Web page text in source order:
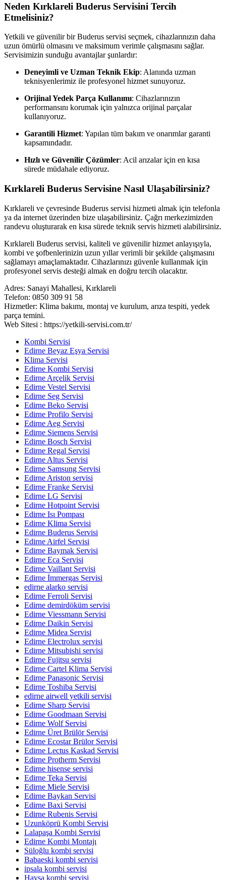
Neden Kırklareli Buderus Servisini Tercih
Etmelisiniz?
Yetkili ve güvenilir bir Buderus servisi seçmek, cihazlarınızın daha
uzun ömürlü olmasını ve maksimum verimle çalışmasını sağlar.
Servisimizin sunduğu avantajlar şunlardır:
Deneyimli ve Uzman Teknik Ekip: Alanında uzman
teknisyenlerimiz ile profesyonel hizmet sunuyoruz.
Orijinal Yedek Parça Kullanımı: Cihazlarınızın
performansını korumak için yalnızca orijinal parçalar
kullanıyoruz.
Garantili Hizmet: Yapılan tüm bakım ve onarımlar garanti
kapsamındadır.
Hızlı ve Güvenilir Çözümler: Acil arızalar için en kısa
sürede müdahale ediyoruz.
Kırklareli Buderus Servisine Nasıl Ulaşabilirsiniz?
Kırklareli ve çevresinde Buderus servisi hizmeti almak için telefonla
ya da internet üzerinden bize ulaşabilirsiniz. Çağrı merkezimizden
randevu oluşturarak en kısa sürede teknik servis hizmeti alabilirsiniz.
Kırklareli Buderus servisi, kaliteli ve güvenilir hizmet anlayışıyla,
kombi ve şofbenlerinizin uzun yıllar verimli bir şekilde çalışmasını
sağlamayı amaçlamaktadır. Cihazlarınızı güvenle kullanmak için
profesyonel servis desteği almak en doğru tercih olacaktır.
Adres: Sanayi Mahallesi, Kırklareli
Telefon: 0850 309 91 58
Hizmetler: Klima bakımı, montaj ve kurulum, arıza tespiti, yedek
parça temini.
Web Sitesi : https://yetkili-servisi.com.tr/
Kombi Servisi
Edirne Beyaz Eşya Servisi
Klima Servisi
Edirne Kombi Servisi
Edirne Arçelik Servisi
Edirne Vestel Servisi
Edirne Seg Servisi
Edirne Beko Servisi
Edirne Profilo Servisi
Edirne Aeg Servisi
Edirne Siemens Servisi
Edirne Bosch Servisi
Edirne Regal Servisi
Edirne Altus Servisi
Edirne Samsung Servisi
Edirne Ariston servisi
Edirne Franke Servisi
Edirne LG Servisi
Edirne Hotpoint Servisi
Edirne Isı Pompası
Edirne Klima Servisi
Edirne Buderus Servisi
Edirne Airfel Servisi
Edirne Baymak Servisi
Edirne Eca Servisi
Edirne Vaillant Servisi
Edirne İmmergas Servisi
edirne alarko servisi
Edirne Ferroli Servisi
Edirne demirdöküm servisi
Edirne Viessmann Servisi
Edirne Daikin Servisi
Edirne Midea Servisi
Edirne Electrolux servisi
Edirne Mitsubishi servisi
Edirne Fujitsu servisi
Edirne Cartel Klima Servisi
Edirne Panasonic Servisi
Edirne Toshiba Servisi
edirne airwell yetkili servisi
Edirne Sharp Servisi
Edirne Goodmaan Servisi
Edirne Wolf Servisi
Edirne Üret Brülör Servisi
Edirne Ecostar Brülor Servisi
Edirne Lectus Kaskad Servisi
Edirne Protherm Servisi
Edirne hisense servisi
Edirne Teka Servisi
Edirne Miele Servisi
Edirne Baykan Servisi
Edirne Baxi Servisi
Edirne Rubenis Servisi
Uzunköprü Kombi Servisi
Lalapaşa Kombi Servisi
Edirne Kombi Montajı
Süloğlu kombi servisi
Babaeski kombi servisi
ipsala kombi servisi
Havsa kombi servisi